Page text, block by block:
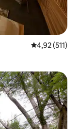
4,92 ud af 5 i
4,92 (511)